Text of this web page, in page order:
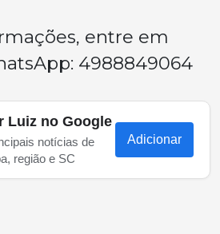
entre em
4988849064
Luiz no Google
notícias de
região e SC
Adicionar